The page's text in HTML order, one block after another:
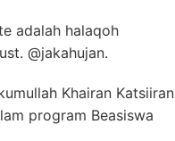
adalah halaqoh
@jakahujan.
Khairan Katsiiran
program Beasiswa